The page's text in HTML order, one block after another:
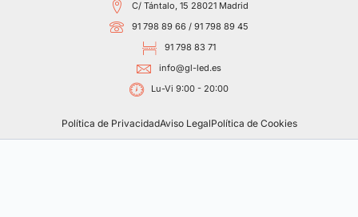
C/ Tántalo, 15 28021 Madrid
91 798 89 66 / 91 798 89 45
91 798 83 71
info@gl-led.es
Lu-Vi 9:00 - 20:00
Política de PrivacidadAviso LegalPolítica de Cookies